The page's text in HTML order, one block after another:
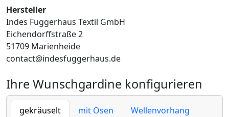
Hersteller
Indes Fuggerhaus Textil GmbH
Eichendorffstraße 2
51709 Marienheide
contact@indesfuggerhaus.de
Ihre Wunschgardine konfigurieren
gekräuselt mit Ösen Wellenvorhang